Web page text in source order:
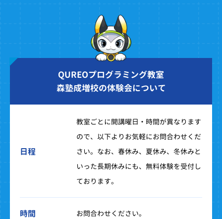
QUREOプログラミング教室
森塾成増校の体験会について
日程
教室ごとに開講曜日・時間が異なります
ので、以下よりお気軽にお問合わせくだ
さい。なお、春休み、夏休み、冬休みと
いった長期休みにも、無料体験を受付し
ております。
時間 お問合わせください。